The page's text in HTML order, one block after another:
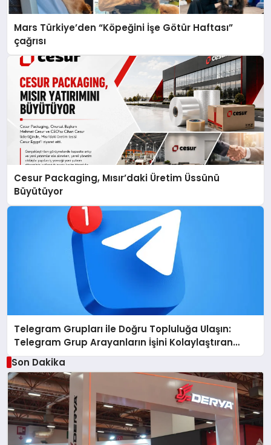
Mars Türkiye’den “Köpeğini İşe Götür Haftası”
çağrısı
Cesur Packaging, Mısır’daki Üretim Üssünü
Büyütüyor
Telegram Grupları ile Doğru Topluluğa Ulaşın:
Telegram Grup Arayanların İşini Kolaylaştıran
Çözüm
Son Dakika